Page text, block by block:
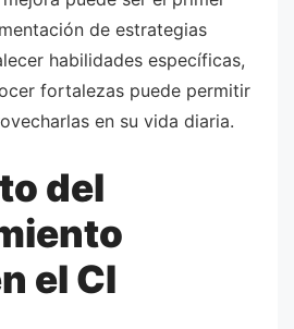
de estrategias
habilidades específicas,
fortalezas puede permitir
en su vida diaria.
del
el CI